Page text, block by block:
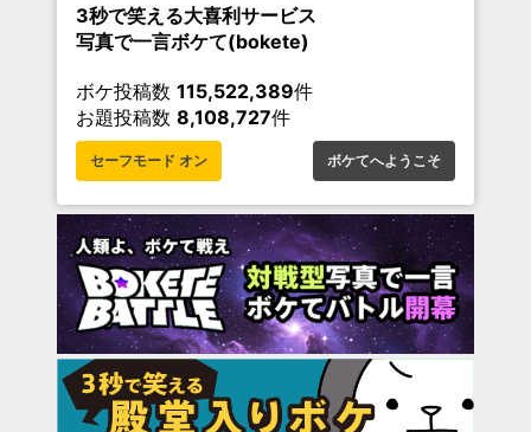
3秒で笑える大喜利サービス
写真で一言ボケて(bokete)
ボケ投稿数 115,522,389件
お題投稿数 8,108,727件
セーフモード オン ボケてへようこそ